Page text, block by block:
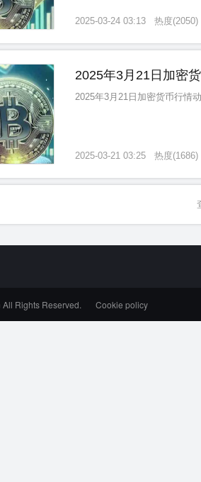
2025-03-24 03:13 热度(2050)
2025年3月21日加密
2025年3月21日加密货币行情
2025-03-21 03:25 热度(1686)
Rights Reserved. Cookie policy